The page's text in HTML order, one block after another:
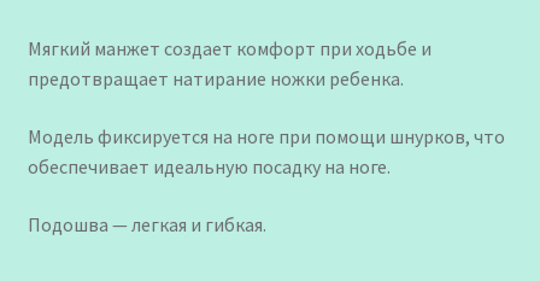
Мягкий манжет создает комфорт при ходьбе и
предотвращает натирание ножки ребенка.
Модель фиксируется на ноге при помощи шнурков, что
обеспечивает идеальную посадку на ноге.
Подошва — легкая и гибкая.